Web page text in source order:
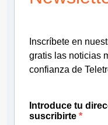
Inscríbete en
gratis las noticias
confianza de
Introduce tu
suscribirte